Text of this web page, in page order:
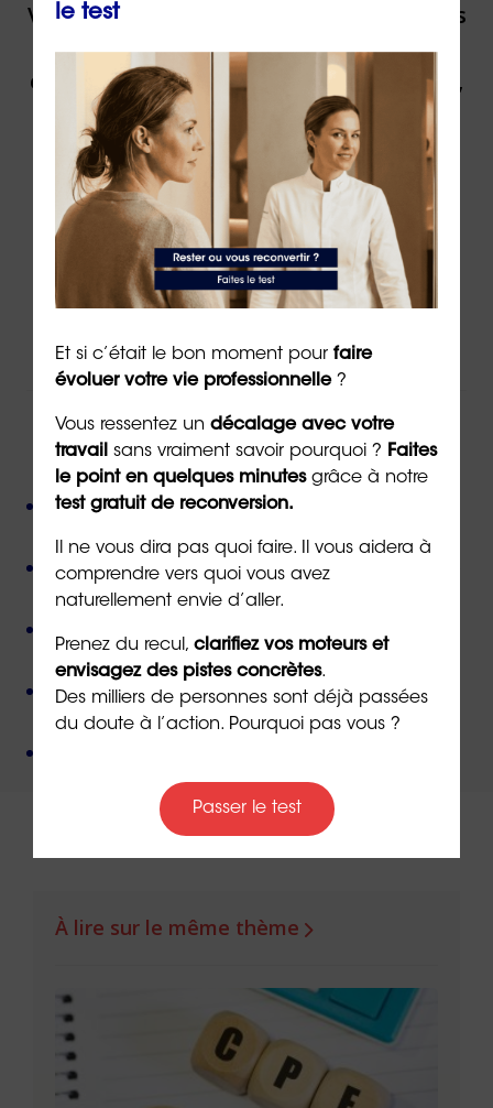
Vous souhaitez être accompagné(e) dans
votre reconversion ou dans votre
évolution professionnelle par un expert,
contactez ORIENTACTION.
Contacter un(e) conseiller(ère)
le formulaire de contacten ligne
Par téléphone au02 43 72 25 88
Ou par email à l’adresse
info@orientaction.com
ORIENTACTION c'est :
Plus de 800 consultant(e)s expérimenté(e)s
présent(e)s partout en France,
Près de 50 000 personnes accompagnées
sa création,
non-jugement,
Une méthode créée parun docteur en
psychologie
À lire sur le même thème
le test
Et si c’était le bon moment pour faire
évoluer votre vie professionnelle?
Vous ressentez un décalage avec votre
travail sans vraiment savoir pourquoi ? Faites
le point en quelques minutesgrâce à notre
test gratuit de reconversion.
Il ne vous dira pas quoi faire. Il vous aidera à
comprendre vers quoi vous avez
naturellement envie d’aller.
Prenez du recul, clarifiez vos moteurs et
envisagez des pistes concrètes.
Des milliers de personnes sont déjà passées
du doute à l’action. Pourquoi pas vous ?
Passer le test